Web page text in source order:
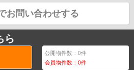
お問い合わせする
ら
公開物件数：0件
会員物件数：0件